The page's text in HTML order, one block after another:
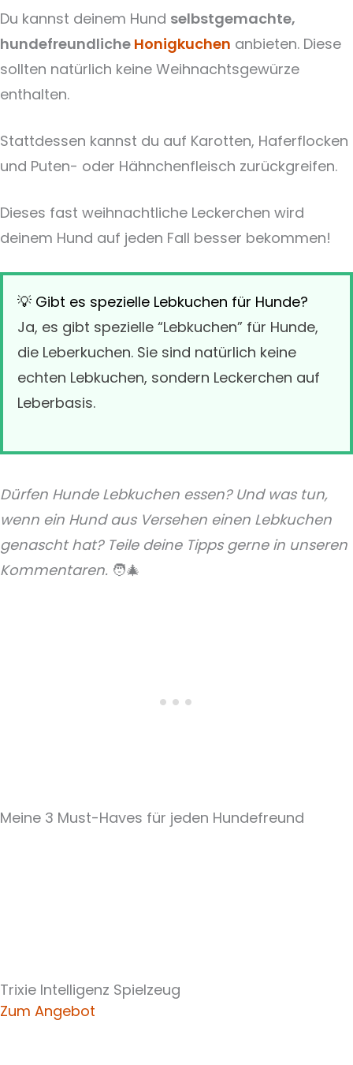
Du kannst deinem Hund selbstgemachte,
hundefreundliche Honigkuchen anbieten. Diese
sollten natürlich keine Weihnachtsgewürze
enthalten.
Stattdessen kannst du auf Karotten, Haferflocken
und Puten- oder Hähnchenfleisch zurückgreifen.
Dieses fast weihnachtliche Leckerchen wird
deinem Hund auf jeden Fall besser bekommen!
💡 Gibt es spezielle Lebkuchen für Hunde?
Ja, es gibt spezielle “Lebkuchen” für Hunde,
die Leberkuchen. Sie sind natürlich keine
echten Lebkuchen, sondern Leckerchen auf
Leberbasis.
Dürfen Hunde Lebkuchen essen? Und was tun,
wenn ein Hund aus Versehen einen Lebkuchen
genascht hat? Teile deine Tipps gerne in unseren
Kommentaren. 🧑‍🎄
Meine 3 Must-Haves für jeden Hundefreund
Trixie Intelligenz Spielzeug
Zum Angebot